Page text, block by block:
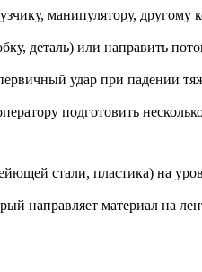
манипулятору,
деталь) или направить
удар при падении
подготовить
стали, пластика) на
направляет материал на